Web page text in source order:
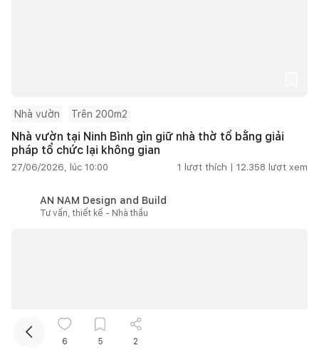
Nhà vườn Trên 200m2
Nhà vườn tại Ninh Bình gìn giữ nhà thờ tổ bằng giải
pháp tổ chức lại không gian
27/06/2026, lúc 10:00 1 lượt thích | 12.358 lượt xem
AN NAM Design and Build
Tư vấn, thiết kế - Nhà thầu
6 5 2